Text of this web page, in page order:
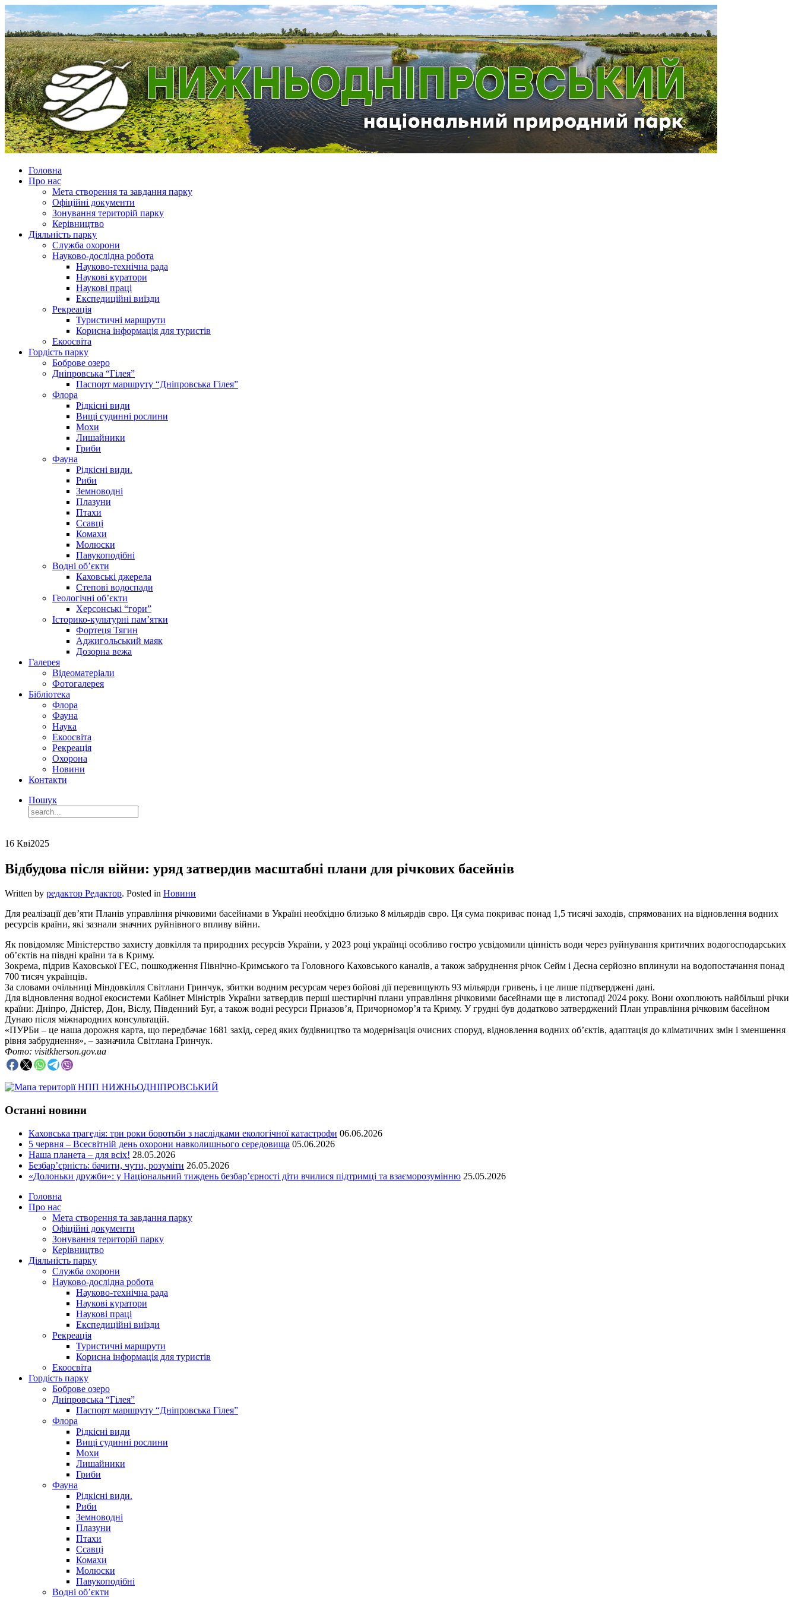
Головна
Про нас
Мета створення та завдання парку
Офіційні документи
Зонування територій парку
Керівництво
Діяльність парку
Служба охорони
Науково-дослідна робота
Науково-технічна рада
Наукові куратори
Наукові праці
Експедиційні виїзди
Рекреація
Туристичні маршрути
Корисна інформація для туристів
Екоосвіта
Гордість парку
Боброве озеро
Дніпровська “Гілея”
Паспорт маршруту “Дніпровська Гілея”
Флора
Рідкісні види
Вищі судинні рослини
Мохи
Лишайники
Гриби
Фауна
Рідкісні види.
Риби
Земноводні
Плазуни
Птахи
Ссавці
Комахи
Молюски
Павукоподібні
Водні об’єкти
Каховські джерела
Степові водоспади
Геологічні об’єкти
Херсонські “гори”
Історико-культурні пам’ятки
Фортеця Тягин
Аджигольський маяк
Дозорна вежа
Галерея
Відеоматеріали
Фотогалерея
Бібліотека
Флора
Фауна
Наука
Екоосвіта
Рекреація
Охорона
Новини
Контакти
Пошук
16 Кві2025
Відбудова після війни: уряд затвердив масштабні плани для річкових басейнів
Written by редактор Редактор. Posted in Новини
Для реалізації дев’яти Планів управління річковими басейнами в Україні необхідно близько 8 мільярдів євро. Ця сума покриває понад 1,5 тисячі заходів, спрямованих на відновлення водних
ресурсів країни, які зазнали значних руйнівного впливу війни.
Як повідомляє Міністерство захисту довкілля та природних ресурсів України, у 2023 році українці особливо гостро усвідомили цінність води через руйнування критичних водогосподарських
об’єктів на півдні країни та в Криму.
Зокрема, підрив Каховської ГЕС, пошкодження Північно-Кримського та Головного Каховського каналів, а також забруднення річок Сейм і Десна серйозно вплинули на водопостачання понад
700 тисяч українців.
За словами очільниці Міндовкілля Світлани Гринчук, збитки водним ресурсам через бойові дії перевищують 93 мільярди гривень, і це лише підтверджені дані.
Для відновлення водної екосистеми Кабінет Міністрів України затвердив перші шестирічні плани управління річковими басейнами ще в листопаді 2024 року. Вони охоплюють найбільші річки
країни: Дніпро, Дністер, Дон, Віслу, Південний Буг, а також водні ресурси Приазов’я, Причорномор’я та Криму. У грудні був додатково затверджений План управління річковим басейном
Дунаю після міжнародних консультацій.
«ПУРБи – це наша дорожня карта, що передбачає 1681 захід, серед яких будівництво та модернізація очисних споруд, відновлення водних об’єктів, адаптація до кліматичних змін і зменшення
рівня забруднення», – зазначила Світлана Гринчук.
Фото: visitkherson.gov.ua
Останні новини
Каховська трагедія: три роки боротьби з наслідками екологічної катастрофи 06.06.2026
5 червня – Всесвітній день охорони навколишнього середовища 05.06.2026
Наша планета – для всіх! 28.05.2026
Безбар’єрність: бачити, чути, розуміти 26.05.2026
«Долоньки дружби»: у Національний тиждень безбар’єрності діти вчилися підтримці та взаєморозумінню 25.05.2026
Головна
Про нас
Мета створення та завдання парку
Офіційні документи
Зонування територій парку
Керівництво
Діяльність парку
Служба охорони
Науково-дослідна робота
Науково-технічна рада
Наукові куратори
Наукові праці
Експедиційні виїзди
Рекреація
Туристичні маршрути
Корисна інформація для туристів
Екоосвіта
Гордість парку
Боброве озеро
Дніпровська “Гілея”
Паспорт маршруту “Дніпровська Гілея”
Флора
Рідкісні види
Вищі судинні рослини
Мохи
Лишайники
Гриби
Фауна
Рідкісні види.
Риби
Земноводні
Плазуни
Птахи
Ссавці
Комахи
Молюски
Павукоподібні
Водні об’єкти